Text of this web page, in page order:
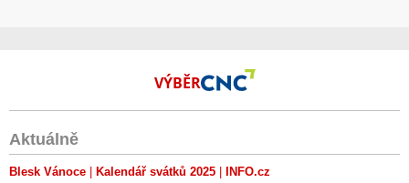
VÝBĚR
Aktuálně
Blesk Vánoce Kalendář svátků 2025 INFO.cz